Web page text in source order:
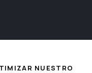
NUESTRO